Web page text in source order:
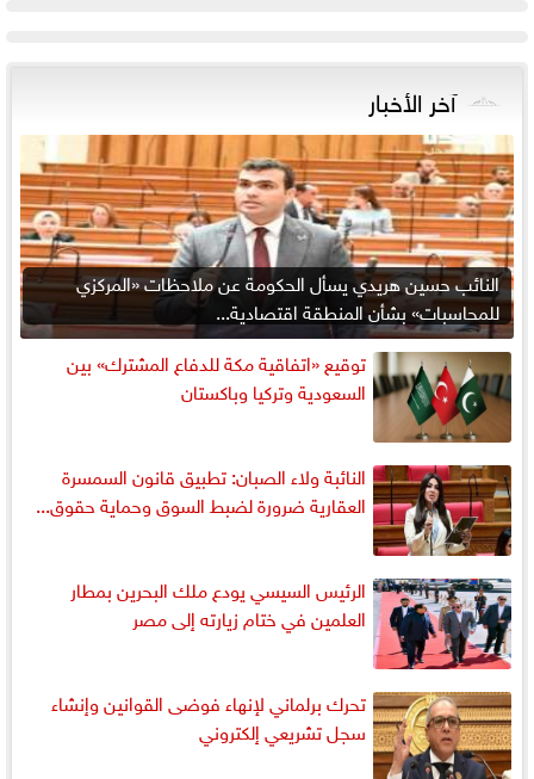
آخر الأخبار
النائب حسين هريدي يسأل الحكومة عن ملاحظات «المركزي
للمحاسبات» بشأن المنطقة اقتصادية...
توقيع «اتفاقية مكة للدفاع المشترك» بين
السعودية وتركيا وباكستان
النائبة ولاء الصبان: تطبيق قانون السمسرة
العقارية ضرورة لضبط السوق وحماية حقوق...
الرئيس السيسي يودع ملك البحرين بمطار
العلمين في ختام زيارته إلى مصر
تحرك برلماني لإنهاء فوضى القوانين وإنشاء
سجل تشريعي إلكتروني